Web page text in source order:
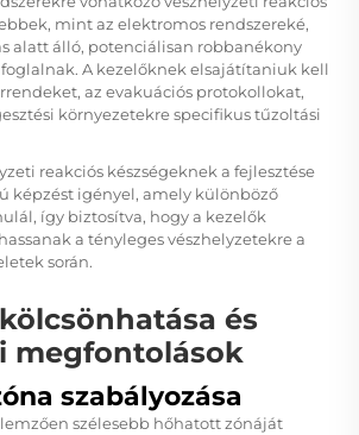
mint az elektromos rendszereké,
alatt álló, potenciálisan robbanékony
A kezelőknek elsajátítaniuk kell
az evakuációs protokollokat,
környezetekre specifikus tűzoltási
reakciós készségeknek a fejlesztése
képzést igényel, amely különböző
így biztosítva, hogy a kezelők
a tényleges vészhelyzetekre a
során.
és
megfontolások
szabályozása
szélesebb hőhatott zónáját